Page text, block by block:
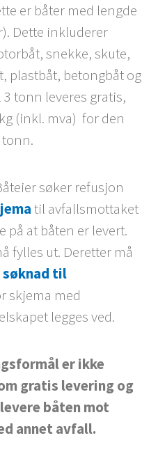
er båter med lengde
Dette inkluderer
snekke, skute,
plastbåt, betongbåt og
tonn leveres gratis,
(inkl. mva) for den
søker refusjon
til avfallsmottaket
at båten er levert.
fylles ut. Deretter må
til
skjema med
legges ved.
er ikke
gratis levering og
båten mot
annet avfall.